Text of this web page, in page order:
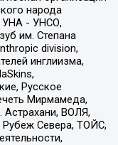
народа
УНА - УНСО,
им. Степана
division,
инглиизма,
Русское
Мирмамеда,
Астрахани, ВОЛЯ,
Севера, ТОЙС,